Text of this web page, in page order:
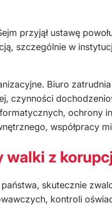
przyjął ustawę
szczególnie w
Biuro
czynności
ochrony
współpracy
walki z
skutecznie
kontroli